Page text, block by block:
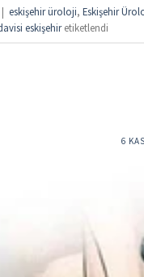
| eskişehir üroloji, Eskişehir
eskişehiretiketlendi
6